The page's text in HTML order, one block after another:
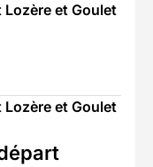
et Goulet
et Goulet